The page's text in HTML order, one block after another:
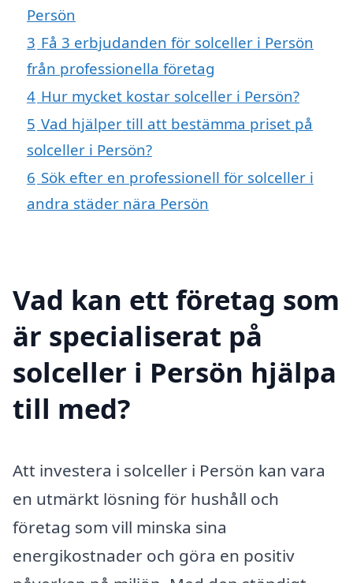
Persön
3 Få 3 erbjudanden för solceller i Persön
från professionella företag
4 Hur mycket kostar solceller i Persön?
5 Vad hjälper till att bestämma priset på
solceller i Persön?
6 Sök efter en professionell för solceller i
andra städer nära Persön
Vad kan ett företag som
är specialiserat på
solceller i Persön hjälpa
till med?
Att investera i solceller i Persön kan vara
en utmärkt lösning för hushåll och
företag som vill minska sina
energikostnader och göra en positiv